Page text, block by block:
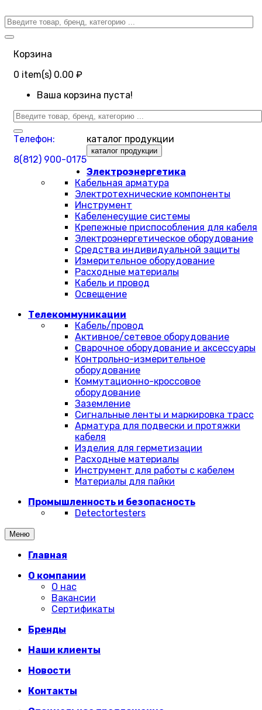
Корзина
0 item(s) 0.00 ₽
Ваша корзина пуста!
Телефон:
8(812) 900-0175
каталог продукции
каталог продукции
Электроэнергетика
Кабельная арматура
Электротехнические компоненты
Инструмент
Кабеленесущие системы
Крепежные приспособления для кабеля
Электроэнергетическое оборудование
Средства индивидуальной защиты
Измерительное оборудование
Расходные материалы
Кабель и провод
Освещение
Телекоммуникации
Кабель/провод
Активное/сетевое оборудование
Сварочное оборудование и аксессуары
Контрольно-измерительное
оборудование
Коммутационно-кроссовое
оборудование
Заземление
Сигнальные ленты и маркировка трасс
Арматура для подвески и протяжки
кабеля
Изделия для герметизации
Расходные материалы
Инструмент для работы с кабелем
Материалы для пайки
Промышленность и безопасность
Detectortesters
Меню
Главная
О компании
О нас
Вакансии
Сертификаты
Бренды
Наши клиенты
Новости
Контакты